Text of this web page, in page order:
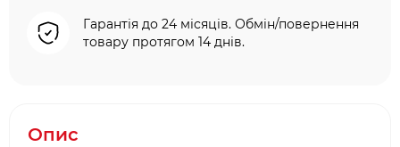
Гарантія до 24 місяців. Обмін/повернення
товару протягом 14 днів.
Опис